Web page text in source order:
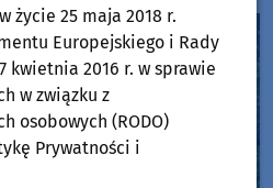
życie 25 maja 2018 r.
Europejskiego i Rady
kwietnia 2016 r. w sprawie
w związku z
osobowych (RODO)
Prywatności i